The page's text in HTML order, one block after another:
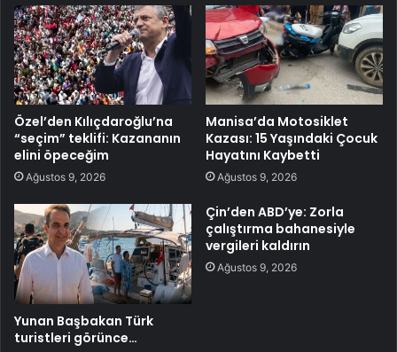
Özel’den Kılıçdaroğlu’na
“seçim” teklifi: Kazananın
elini öpeceğim
Ağustos 9, 2026
Manisa’da Motosiklet
Kazası: 15 Yaşındaki Çocuk
Hayatını Kaybetti
Ağustos 9, 2026
Yunan Başbakan Türk
turistleri görünce…
Çin’den ABD’ye: Zorla
çalıştırma bahanesiyle
vergileri kaldırın
Ağustos 9, 2026